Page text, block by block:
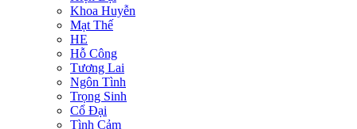
Khoa Huyễn
Mạt Thế
HE
Hỗ Công
Tương Lai
Ngôn Tình
Trọng Sinh
Cổ Đại
Tình Cảm